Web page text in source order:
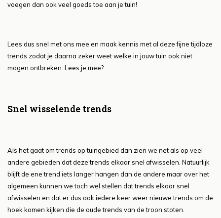
voegen dan ook veel goeds toe aan je tuin!
Lees dus snel met ons mee en maak kennis met al deze fijne tijdloze
trends zodat je daarna zeker weet welke in jouw tuin ook niet
mogen ontbreken. Lees je mee?
Snel wisselende trends
Als het gaat om trends op tuingebied dan zien we net als op veel
andere gebieden dat deze trends elkaar snel afwisselen. Natuurlijk
blijft de ene trend iets langer hangen dan de andere maar over het
algemeen kunnen we toch wel stellen dat trends elkaar snel
afwisselen en dat er dus ook iedere keer weer nieuwe trends om de
hoek komen kijken die de oude trends van de troon stoten.